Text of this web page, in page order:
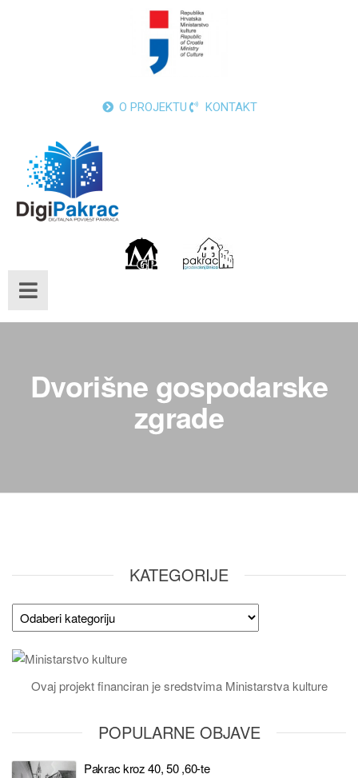
O PROJEKTU KONTAKT
Dvorišne gospodarske
zgrade
KATEGORIJE
Ovaj projekt financiran je sredstvima Ministarstva kulture
POPULARNE OBJAVE
Pakrac kroz 40, 50 ,60-te